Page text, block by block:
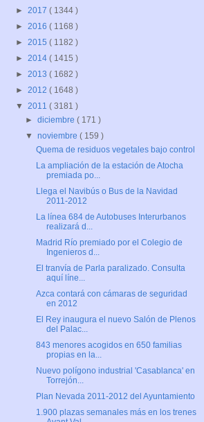
► 2017 ( 1344 )
► 2016 ( 1168 )
► 2015 ( 1182 )
► 2014 ( 1415 )
► 2013 ( 1682 )
► 2012 ( 1648 )
▼ 2011 ( 3181 )
►diciembre( 171 )
▼noviembre( 159 )
Quema de residuos vegetales bajo control
La ampliación de la estación de Atocha
premiada po...
Llega el Navibús o Bus de la Navidad
2011-2012
La línea 684 de Autobuses Interurbanos
realizará d...
Madrid Río premiado por el Colegio de
Ingenieros d...
El tranvía de Parla paralizado. Consulta
aquí líne...
Azca contará con cámaras de seguridad
en 2012
El Rey inaugura el nuevo Salón de Plenos
del Palac...
843 menores acogidos en 650 familias
propias en la...
Nuevo polígono industrial 'Casablanca' en
Torrejón...
Plan Nevada 2011-2012 del Ayuntamiento
1.900 plazas semanales más en los trenes